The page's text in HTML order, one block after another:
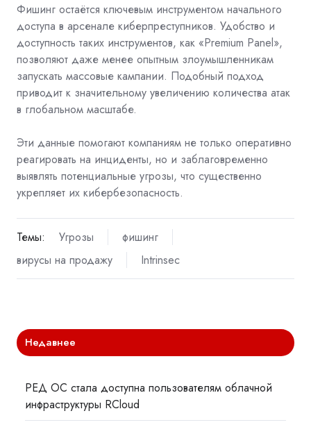
Фишинг остаётся ключевым инструментом начального
доступа в арсенале киберпреступников. Удобство и
доступность таких инструментов, как «Premium Panel»,
позволяют даже менее опытным злоумышленникам
запускать массовые кампании. Подобный подход
приводит к значительному увеличению количества атак
в глобальном масштабе.
Эти данные помогают компаниям не только оперативно
реагировать на инциденты, но и заблаговременно
выявлять потенциальные угрозы, что существенно
укрепляет их кибербезопасность.
Темы: Угрозы
фишинг
вирусы на продажу
Intrinsec
Недавнее
РЕД ОС стала доступна пользователям облачной
инфраструктуры RCloud